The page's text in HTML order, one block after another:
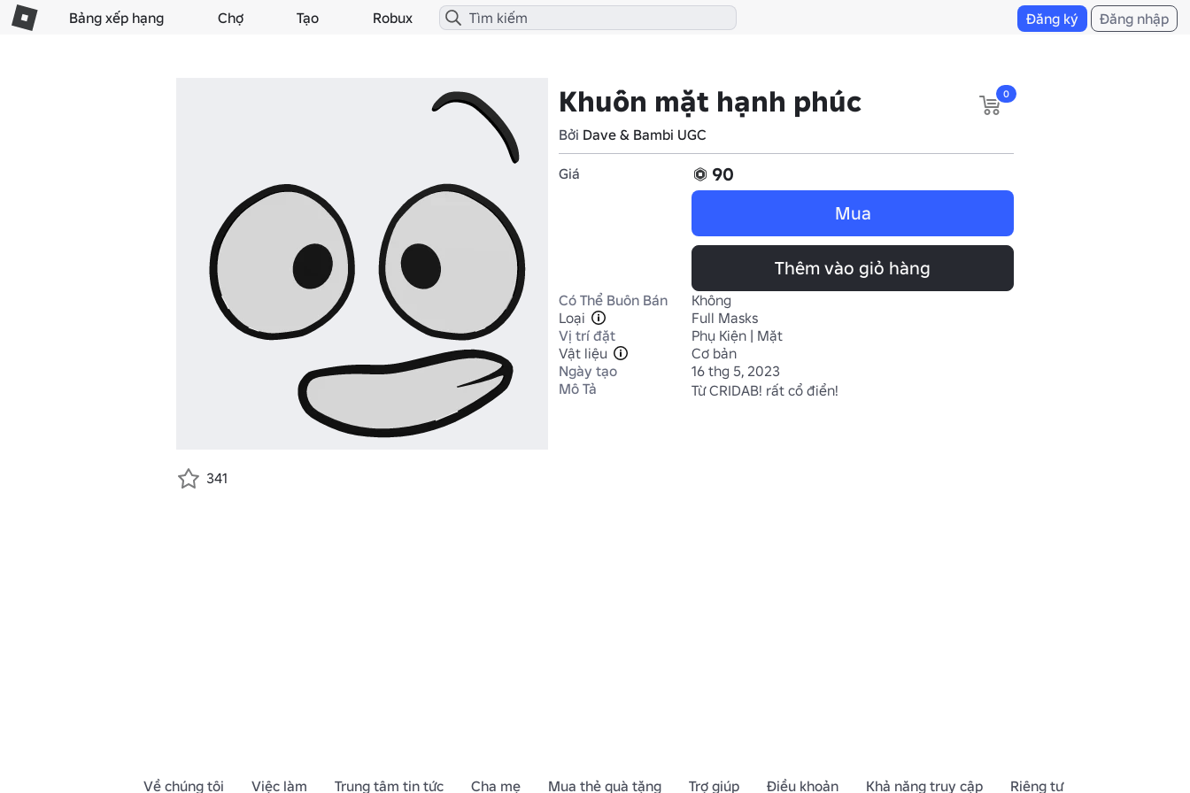
Bảng xếp hạng Chợ Tạo Robux Đăng ký Đăng nhập
Khuôn mặt hạnh phúc
Bởi Dave & Bambi UGC
0
Giá
90
Mua
Thêm vào giỏ hàng
Có Thể Buôn Bán
Không
Loại
Full Masks
Vị trí đặt
Phụ Kiện | Mặt
Vật liệu
Cơ bản
Ngày tạo
16 thg 5, 2023
Mô Tả
Từ CRIDAB! rất cổ điển!
341
Về chúng tôi Việc làm Trung tâm tin tức Cha mẹ Mua thẻ quà tặng Trợ giúp Điều khoản Khả năng truy cập Riêng tư